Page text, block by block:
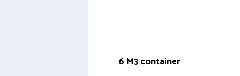
6 M3 container